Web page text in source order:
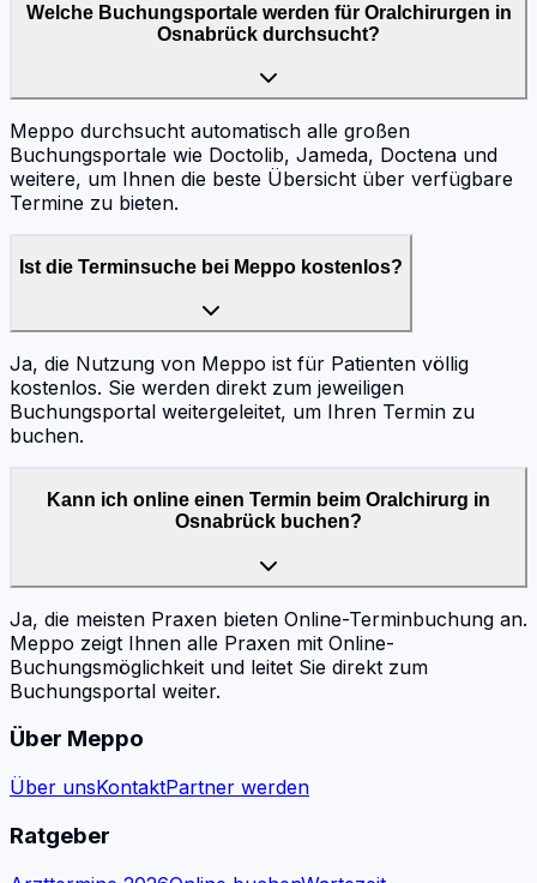
Welche Buchungsportale werden für Oralchirurgen in
Osnabrück durchsucht?
Meppo durchsucht automatisch alle großen
Buchungsportale wie Doctolib, Jameda, Doctena und
weitere, um Ihnen die beste Übersicht über verfügbare
Termine zu bieten.
Ist die Terminsuche bei Meppo kostenlos?
Ja, die Nutzung von Meppo ist für Patienten völlig
kostenlos. Sie werden direkt zum jeweiligen
Buchungsportal weitergeleitet, um Ihren Termin zu
buchen.
Kann ich online einen Termin beim Oralchirurg in
Osnabrück buchen?
Ja, die meisten Praxen bieten Online-Terminbuchung an.
Meppo zeigt Ihnen alle Praxen mit Online-
Buchungsmöglichkeit und leitet Sie direkt zum
Buchungsportal weiter.
Über Meppo
Über unsKontaktPartner werden
Ratgeber